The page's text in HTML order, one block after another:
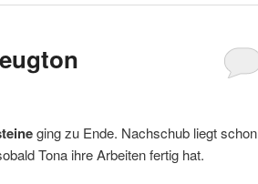
ging zu Ende. Nachschub liegt schon
Tona ihre Arbeiten fertig hat.